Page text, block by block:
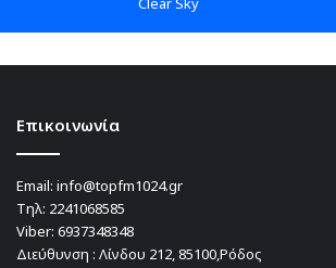
Επικοινωνία
Email: info@topfm1024.gr
Τηλ: 2241068585
Viber: 6937348348
Διεύθυνση : Λίνδου 212, 85100,Ρόδος